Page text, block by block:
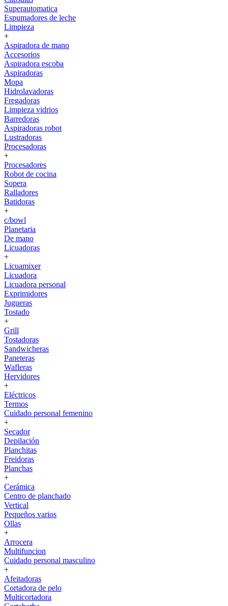
Superautomatica
Espumadores de leche
Limpieza
+
Aspiradora de mano
Accesorios
Aspiradora escoba
Aspiradoras
Mopa
Hidrolavadoras
Fregadoras
Limpieza vidrios
Barredoras
Aspiradoras robot
Lustradoras
Procesadoras
+
Procesadores
Robot de cocina
Sopera
Ralladores
Batidoras
+
c/bowl
Planetaria
De mano
Licuadoras
+
Licuamixer
Licuadora
Licuadora personal
Exprimidores
Jugueras
Tostado
+
Grill
Tostadoras
Sandwicheras
Paneteras
Wafleras
Hervidores
+
Eléctricos
Termos
Cuidado personal femenino
+
Secador
Depilación
Planchitas
Freidoras
Planchas
+
Cerámica
Centro de planchado
Vertical
Pequeños varios
Ollas
+
Arrocera
Multifuncion
Cuidado personal masculino
+
Afeitadoras
Cortadora de pelo
Multicortadora